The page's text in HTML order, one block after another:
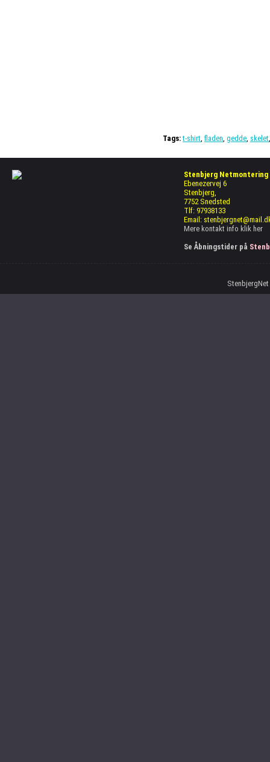
Tags: t-shirt, fladen, gedde, skelet
Stenbjerg Netmontering
Ebenezervej 6
Stenbjerg,
7752 Snedsted
Tlf: 97938133
Email:
Mere kontakt info klik her
Se Åbningstider på